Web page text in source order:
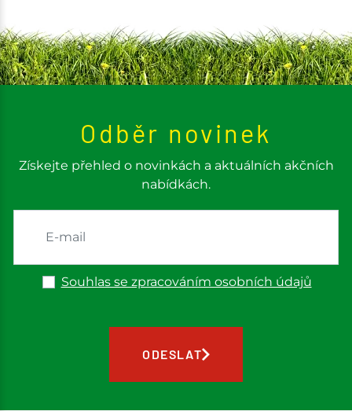
Odběr novinek
Získejte přehled o novinkách a aktuálních akčních
nabídkách.
Souhlas se zpracováním osobních údajů
ODESLAT